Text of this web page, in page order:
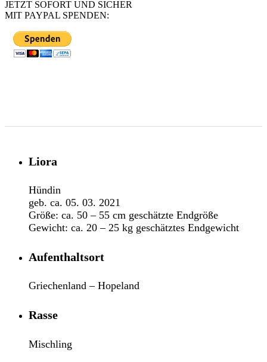
JETZT SOFORT UND SICHER
MIT PAYPAL SPENDEN:
Liora
Hündin
geb. ca. 05. 03. 2021
Größe: ca. 50 – 55 cm geschätzte Endgröße
Gewicht: ca. 20 – 25 kg geschätztes Endgewicht
Aufenthaltsort
Griechenland – Hopeland
Rasse
Mischling